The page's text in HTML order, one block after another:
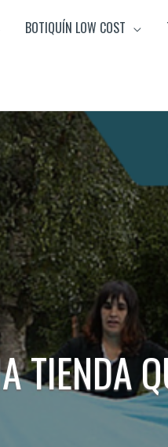
BOTIQUÍN LOW COST
TIENDA